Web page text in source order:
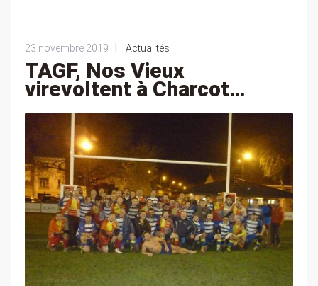
23 novembre 2019 Actualités
TAGF, Nos Vieux
virevoltent à Charcot…